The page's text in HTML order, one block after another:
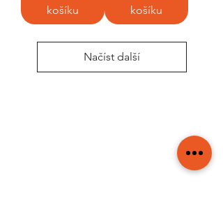
košíku
košíku
Načíst další